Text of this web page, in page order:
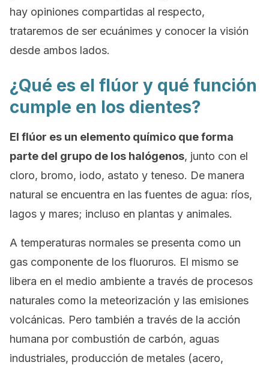
hay opiniones compartidas al respecto,
trataremos de ser ecuánimes y conocer la visión
desde ambos lados.
¿Qué es el flúor y qué función
cumple en los dientes?
El flúor es un elemento químico que forma
parte del grupo de los halógenos, junto con el
cloro, bromo, iodo, astato y teneso. De manera
natural se encuentra en las fuentes de agua: ríos,
lagos y mares; incluso en plantas y animales.
A temperaturas normales se presenta como un
gas componente de los fluoruros. El mismo se
libera en el medio ambiente a través de procesos
naturales como la meteorización y las emisiones
volcánicas. Pero también a través de la acción
humana por combustión de carbón, aguas
industriales, producción de metales (acero,